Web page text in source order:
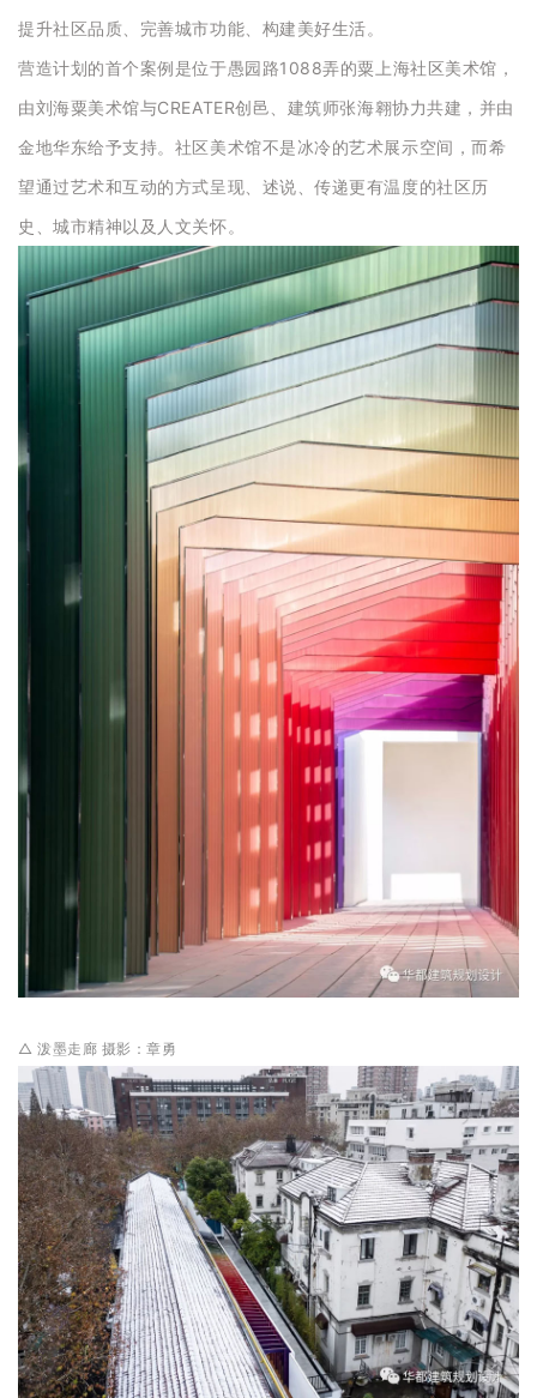
提升社区品质、完善城市功能、构建美好生活。
营造计划的首个案例是位于愚园路1088弄的粟上海社区美术馆，
由刘海粟美术馆与CREATER创邑、建筑师张海翱协力共建，并由
金地华东给予支持。社区美术馆不是冰冷的艺术展示空间，而希
望通过艺术和互动的方式呈现、述说、传递更有温度的社区历
史、城市精神以及人文关怀。
△ 泼墨走廊 摄影：章勇